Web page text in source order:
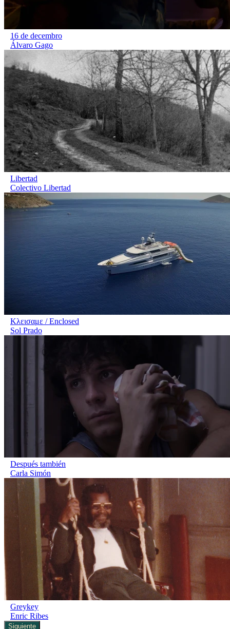
16 de decembro
Álvaro Gago
Libertad
Colectivo Libertad
Κλεισαμε / Enclosed
Sol Prado
Después también
Carla Simón
Greykey
Enric Ribes
Siguiente